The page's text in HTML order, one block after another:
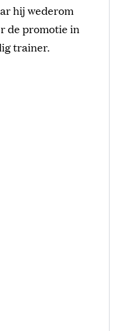
hij wederom
de promotie in
trainer.